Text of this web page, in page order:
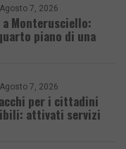
Agosto 7, 2026
a Monterusciello:
piano di una
Agosto 7, 2026
per i cittadini
attivati servizi